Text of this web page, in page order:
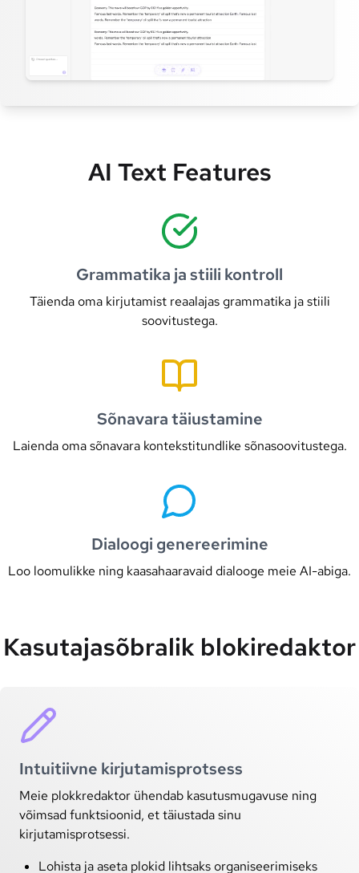
AI Text Features
Grammatika ja stiili kontroll
Täienda oma kirjutamist reaalajas grammatika ja stiili
soovitustega.
Sõnavara täiustamine
Laienda oma sõnavara kontekstitundlike sõnasoovitustega.
Dialoogi genereerimine
Loo loomulikke ning kaasahaaravaid dialooge meie AI-abiga.
Kasutajasõbralik blokiredaktor
Intuitiivne kirjutamisprotsess
Meie plokkredaktor ühendab kasutusmugavuse ning
võimsad funktsioonid, et täiustada sinu
kirjutamisprotsessi.
Lohista ja aseta plokid lihtsaks organiseerimiseks